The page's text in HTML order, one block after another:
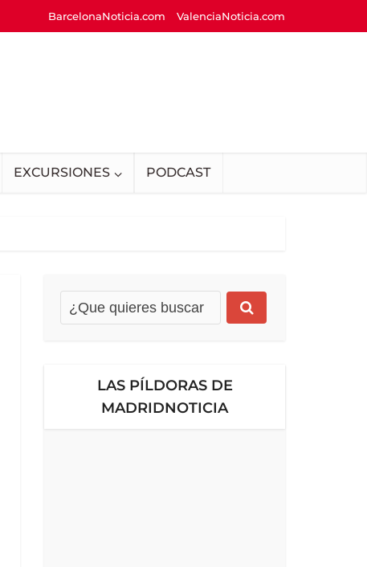
BarcelonaNoticia.com ValenciaNoticia.com
EXCURSIONES PODCAST
LAS PÍLDORAS DE
MADRIDNOTICIA